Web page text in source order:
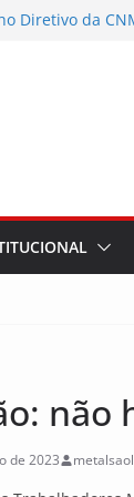
Diretivo da
força da
não
de 2023